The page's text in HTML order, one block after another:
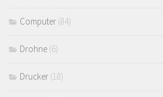
Computer (84)
Drohne (6)
Drucker (18)